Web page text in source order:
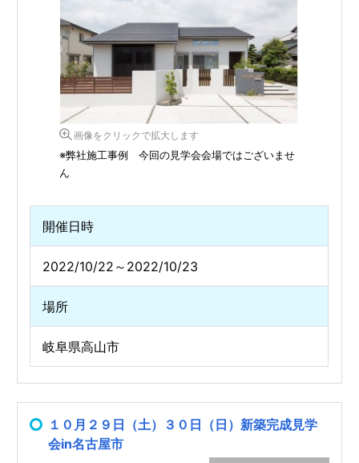
画像をクリックで拡大します
※弊社施工事例 今回の見学会会場ではございませ
ん
開催日時
2022/10/22～2022/10/23
場所
岐阜県高山市
１０月２９日（土）３０日（日）新築完成見学
会in名古屋市